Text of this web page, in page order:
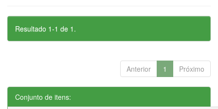
Resultado 1-1 de 1.
Anterior 1 Próximo
Conjunto de itens: